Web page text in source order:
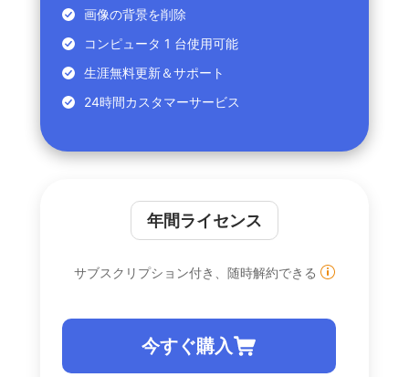
画像の背景を削除
コンピュータ 1 台使用可能
生涯無料更新＆サポート
24時間カスタマーサービス
年間ライセンス
サブスクリプション付き、随時解約できる
今すぐ購入